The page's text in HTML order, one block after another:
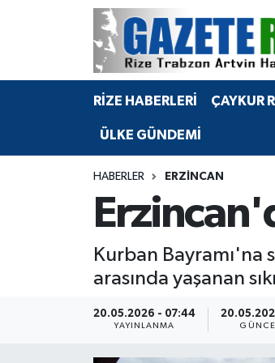
RİZE HABERLERİ ÇAYKUR
ÜLKE GÜNDEMİ
HABERLER ERZINCAN
Kurban Bayramı'na
arasında yaşanan
20.05.2026 - 07:44
YAYINLANMA
BÖLGEMİZ
Bilim Teknoloji
Advertising news
Merkez Nöbetçi Eczaneler
Merkez Hava Durumu
Merkez Trafik Yoğunluk Haritası
Tüm Manşetler
Son Dakika Haberleri
Haber Arşivi